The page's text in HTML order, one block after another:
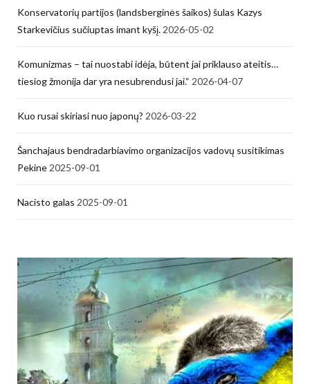
Konservatorių partijos (landsberginės šaikos) šulas Kazys
Starkevičius sučiuptas imant kyšį. 2026-05-02
Komunizmas – tai nuostabi idėja, būtent jai priklauso ateitis…
tiesiog žmonija dar yra nesubrendusi jai.“ 2026-04-07
Kuo rusai skiriasi nuo japonų? 2026-03-22
Šanchajaus bendradarbiavimo organizacijos vadovų susitikimas
Pekine 2025-09-01
Nacisto galas 2025-09-01